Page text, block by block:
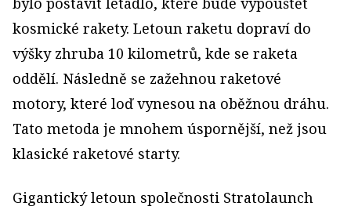
kosmické rakety. Letoun raketu dopraví do
výšky zhruba 10 kilometrů, kde se raketa
oddělí. Následně se zažehnou raketové
motory, které loď vynesou na oběžnou dráhu.
Tato metoda je mnohem úspornější, než jsou
klasické raketové starty.
Gigantický letoun společnosti Stratolaunch